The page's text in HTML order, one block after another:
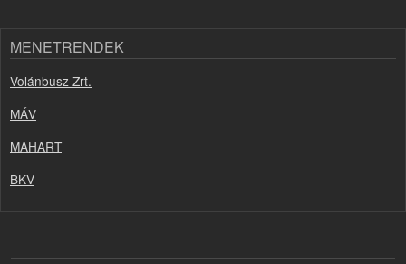
MENETRENDEK
Volánbusz Zrt.
MÁV
MAHART
BKV